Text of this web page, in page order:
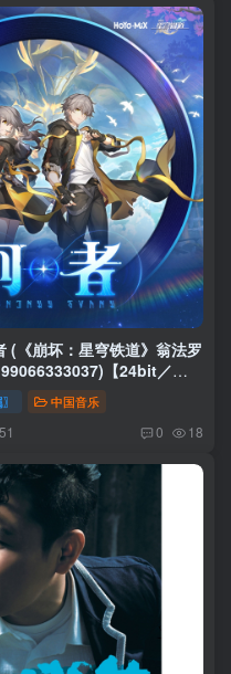
(《崩坏：星穹铁道》翁法罗
【24bit／
中国音乐
0 18